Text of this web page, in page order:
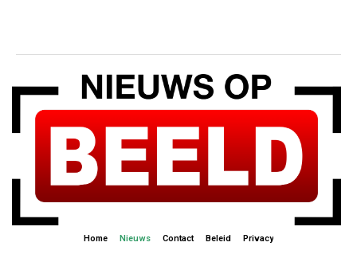
Home Nieuws Contact Beleid Privacy